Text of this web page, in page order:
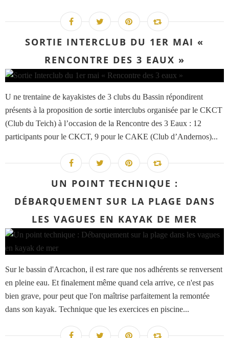
SORTIE INTERCLUB DU 1ER MAI «
RENCONTRE DES 3 EAUX »
U ne trentaine de kayakistes de 3 clubs du Bassin répondirent
présents à la proposition de sortie interclubs organisée par le CKCT
(Club du Teich) à l’occasion de la Rencontre des 3 Eaux : 12
participants pour le CKCT, 9 pour le CAKE (Club d’Andernos)...
UN POINT TECHNIQUE :
DÉBARQUEMENT SUR LA PLAGE DANS
LES VAGUES EN KAYAK DE MER
Sur le bassin d'Arcachon, il est rare que nos adhérents se renversent
en pleine eau. Et finalement même quand cela arrive, ce n'est pas
bien grave, pour peut que l'on maîtrise parfaitement la remontée
dans son kayak. Technique que les exercices en piscine...